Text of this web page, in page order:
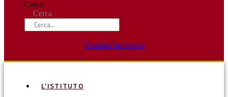
Cerca
Cerca
Youtube Instagram
L’ISTITUTO